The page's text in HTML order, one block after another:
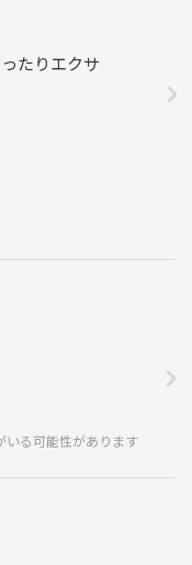
たりエクサ
いる可能性があります